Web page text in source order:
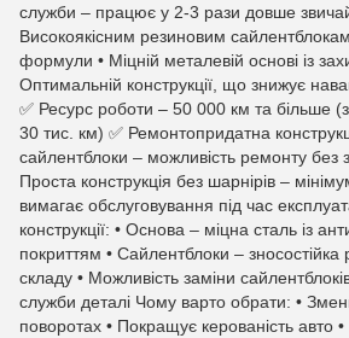
служби – працює у 2-3 рази довше
Високоякісним резиновим
формули • Міцній металевій основі із
Оптимальній конструкції, що знижує
✅ Ресурс роботи – 50 000 км та більше
30 тис. км) ✅ Ремонтопридатна
сайлентблоки – можливість ремонту без
Проста конструкція без шарнірів –
вимагає обслуговування під час
конструкції: • Основа – міцна сталь із
покриттям • Сайлентблоки – зносостійка
складу • Можливість заміни
служби деталі Чому варто обрати: •
поворотах • Покращує керованість авто